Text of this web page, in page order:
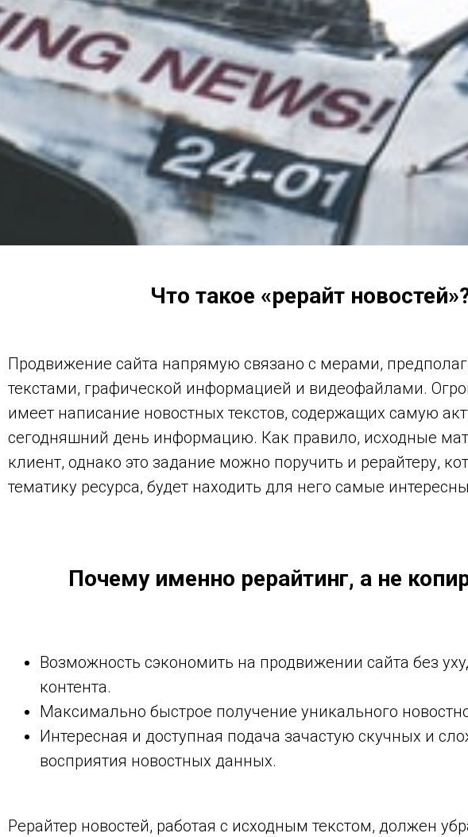
Что такое «рерайт
Продвижение сайта напрямую связано с мерами,
текстами, графической информацией и видеофайлами.
имеет написание новостных текстов, содержащих самую
сегодняшний день информацию. Как правило, исходные
клиент, однако это задание можно поручить и рерайтеру,
тематику ресурса, будет находить для него самые
Почему именно рерайтинг, а не
Возможность сэкономить на продвижении сайта без
контента.
Максимально быстрое получение уникального
Интересная и доступная подача зачастую скучных и
восприятия новостных данных.
Рерайтер новостей, работая с исходным текстом, должен